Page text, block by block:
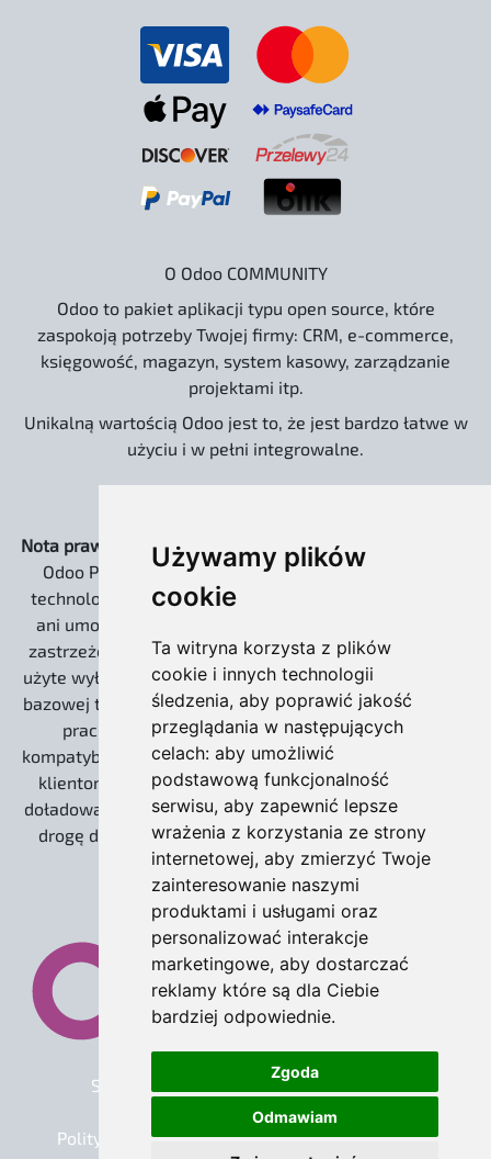
Używamy plików
cookie
Ta witryna korzysta z plików
cookie i innych technologii
śledzenia, aby poprawić jakość
przeglądania w następujących
celach: aby umożliwić
podstawową funkcjonalność
serwisu, aby zapewnić lepsze
wrażenia z korzystania ze strony
internetowej, aby zmierzyć Twoje
zainteresowanie naszymi
produktami i usługami oraz
personalizować interakcje
marketingowe, aby dostarczać
reklamy które są dla Ciebie
bardziej odpowiednie.
Zgoda
Odmawiam
O Odoo COMMUNITY
Odoo to pakiet aplikacji typu open source, które
zaspokoją potrzeby Twojej firmy: CRM, e-commerce,
księgowość, magazyn, system kasowy, zarządzanie
projektami itp.
Unikalną wartością Odoo jest to, że jest bardzo łatwe w
użyciu i w pełni integrowalne.
Nota prawna:
Strona www.odoo.com.pl oraz dystrybucja
Odoo Pro EXTREME są niezależnymi rozwiązaniami
technologicznymi. Nie jesteśmy powiązani kapitałowo
ani umową partnerską z Odoo S.A. Słowo „Odoo” jest
zastrzeżonym znakiem towarowym Odoo S.A. i zostało
użyte wyłącznie w celach informacyjnych, do określenia
bazowej technologii open source (Community), na której
pracujemy. Nasze wdrożenia zachowują 100%
kompatybilności z ekosystemem twórców, umożliwiając
klientom korzystanie z płatnych usług Odoo S.A. (np.
doładowania IAP dla leadów) oraz gwarantując otwartą
drogę do ewentualnej migracji na wersję Enterprise.
Strona główna O odoo •
Warunki Świadczenia Usługi
Polityka Prywatności•Nota Prawna Wydawcy